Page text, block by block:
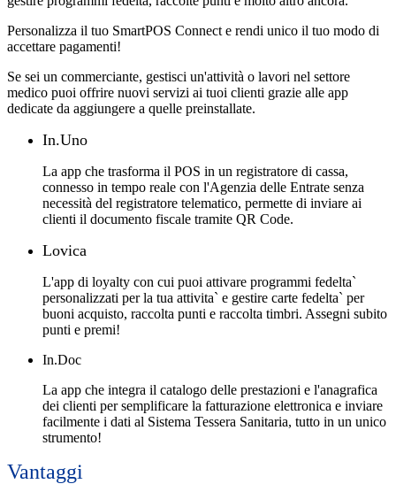
Personalizza il tuo SmartPOS Connect e rendi unico il tuo modo di
accettare pagamenti!
Se sei un commerciante, gestisci un'attività o lavori nel settore
medico puoi offrire nuovi servizi ai tuoi clienti grazie alle app
dedicate da aggiungere a quelle preinstallate.
In.Uno
La app che trasforma il POS in un registratore di cassa,
connesso in tempo reale con l'Agenzia delle Entrate senza
necessità del registratore telematico, permette di inviare ai
clienti il documento fiscale tramite QR Code.
Lovica
L'app di loyalty con cui puoi attivare programmi fedelta`
personalizzati per la tua attivita` e gestire carte fedelta` per
buoni acquisto, raccolta punti e raccolta timbri. Assegni subito
punti e premi!
In.Doc
La app che integra il catalogo delle prestazioni e l'anagrafica
dei clienti per semplificare la fatturazione elettronica e inviare
facilmente i dati al Sistema Tessera Sanitaria, tutto in un unico
strumento!
Vantaggi